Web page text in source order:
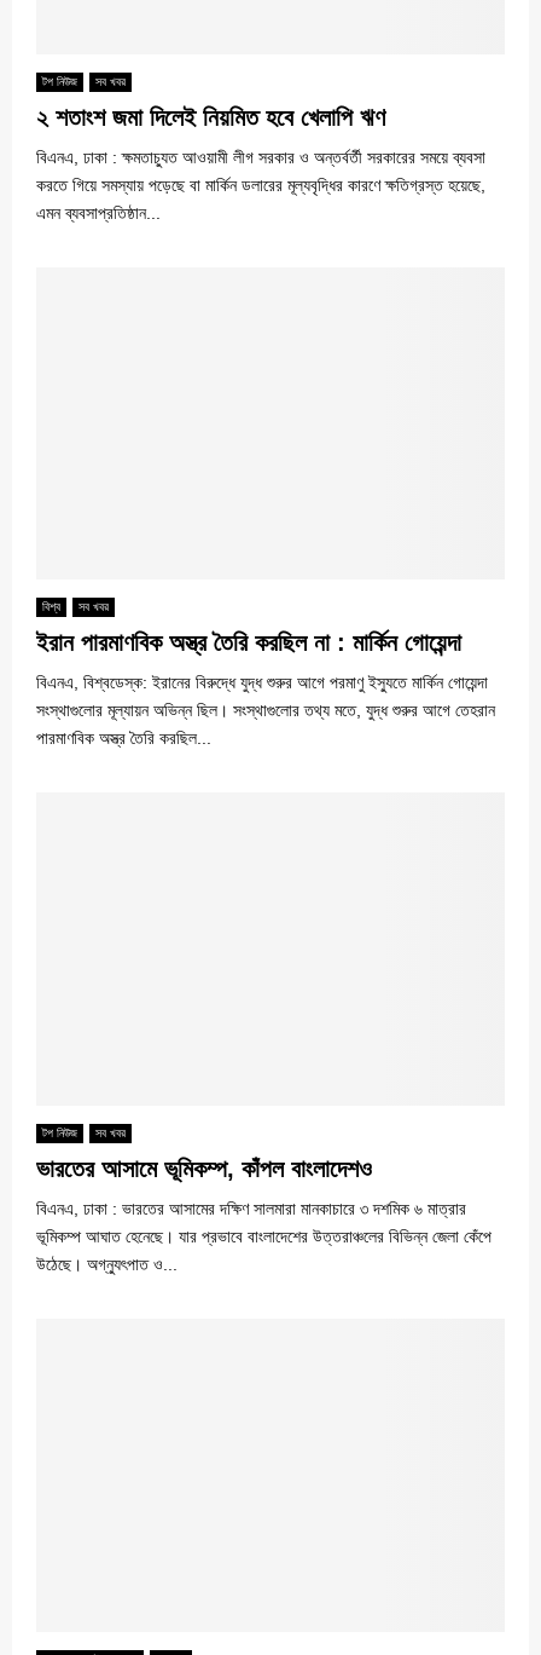
টপ নিউজ সব খবর
২ শতাংশ জমা দিলেই নিয়মিত হবে খেলাপি ঋণ
বিএনএ, ঢাকা : ক্ষমতাচ্যুত আওয়ামী লীগ সরকার ও অন্তর্বর্তী সরকারের সময়ে ব্যবসা
করতে গিয়ে সমস্যায় পড়েছে বা মার্কিন ডলারের মূল্যবৃদ্ধির কারণে ক্ষতিগ্রস্ত হয়েছে,
এমন ব্যবসাপ্রতিষ্ঠান...
বিশ্ব সব খবর
ইরান পারমাণবিক অস্ত্র তৈরি করছিল না : মার্কিন গোয়েন্দা
বিএনএ, বিশ্বডেস্ক: ইরানের বিরুদ্ধে যুদ্ধ শুরুর আগে পরমাণু ইস্যুতে মার্কিন গোয়েন্দা
সংস্থাগুলোর মূল্যায়ন অভিন্ন ছিল। সংস্থাগুলোর তথ্য মতে, যুদ্ধ শুরুর আগে তেহরান
পারমাণবিক অস্ত্র তৈরি করছিল...
টপ নিউজ সব খবর
ভারতের আসামে ভূমিকম্প, কাঁপল বাংলাদেশও
বিএনএ, ঢাকা : ভারতের আসামের দক্ষিণ সালমারা মানকাচারে ৩ দশমিক ৬ মাত্রার
ভূমিকম্প আঘাত হেনেছে। যার প্রভাবে বাংলাদেশের উত্তরাঞ্চলের বিভিন্ন জেলা কেঁপে
উঠেছে। অগ্ন্যুৎপাত ও...